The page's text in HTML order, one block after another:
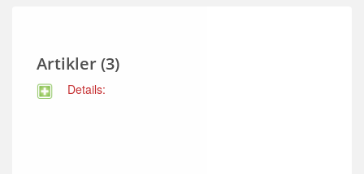
Artikler (3)
Details: